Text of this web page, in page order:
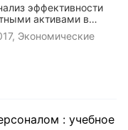
эффективности
активами в
предприятия
«Рено-Россия». В
отчета о
, Экономические
: учебное